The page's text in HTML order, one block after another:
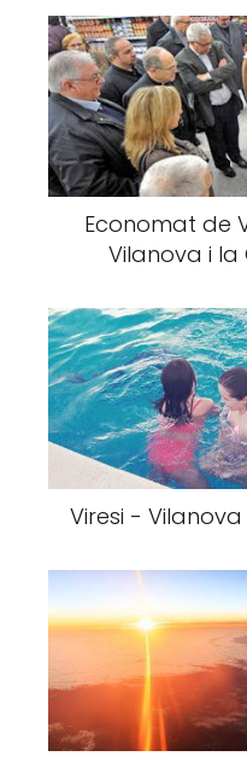
Economat de
Vilanova i la
Viresi -